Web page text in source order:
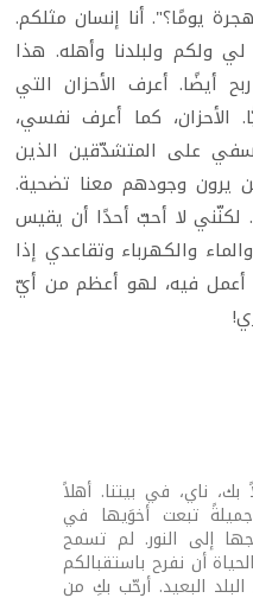
يومًا؟". أنا إنسان مثلكم.
ولكم ولبلدنا وأهله. هذا
أيضًا. أعرف الأحزان التي
الأحزان، كما أعرف نفسي،
على المتشدّقين الذين
يرون وجودهم معنا تضحية.
لكنّني لا أحبّ أحدًا أن يقيس
والكهرباء وتقاعدي إذا
أعمل فيه، لهو أعظم من أيّ
بك، ناي، في بيتنا. أهلاً
تبعت أخوَيها في
إلى النور. لم تسمح
أن نفرح باستقبالكم
البعيد. أرحّب بكِ من